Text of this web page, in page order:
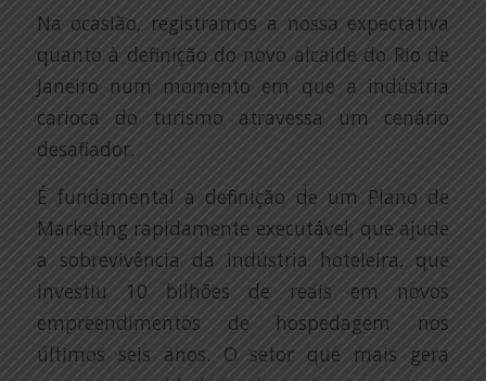
Na ocasião, registramos a nossa expectativa
quanto à definição do novo alcaide do Rio de
Janeiro num momento em que a indústria
carioca do turismo atravessa um cenário
desafiador.
É fundamental a definição de um Plano de
Marketing rapidamente executável, que ajude
a sobrevivência da indústria hoteleira, que
investiu 10 bilhões de reais em novos
empreendimentos de hospedagem nos
últimos seis anos. O setor que mais gera